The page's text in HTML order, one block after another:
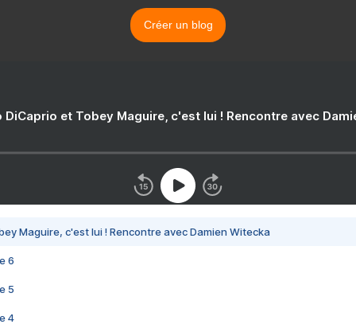
Créer un blog
DiCaprio et Tobey Maguire, c'est lui ! Rencontre avec
Maguire, c'est lui ! Rencontre avec Damien Witecka
6
5
4